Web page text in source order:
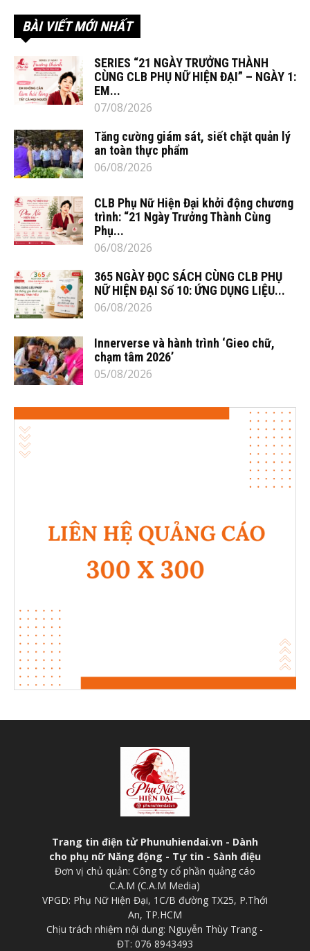
BÀI VIẾT MỚI NHẤT
SERIES “21 NGÀY TRƯỞNG THÀNH
CÙNG CLB PHỤ NỮ HIỆN ĐẠI” – NGÀY 1:
EM...
07/08/2026
Tăng cường giám sát, siết chặt quản lý
an toàn thực phẩm
06/08/2026
CLB Phụ Nữ Hiện Đại khởi động chương
trình: “21 Ngày Trưởng Thành Cùng
Phụ...
06/08/2026
365 NGÀY ĐỌC SÁCH CÙNG CLB PHỤ
NỮ HIỆN ĐẠI Số 10: ỨNG DỤNG LIỆU...
06/08/2026
Innerverse và hành trình ‘Gieo chữ,
chạm tâm 2026’
05/08/2026
Trang tin điện tử Phunuhiendai.vn - Dành
cho phụ nữ Năng động - Tự tin - Sành điệu
Đơn vị chủ quản: Công ty cổ phần quảng cáo
C.A.M (C.A.M Media)
VPGD: Phụ Nữ Hiện Đại, 1C/B đường TX25, P.Thới
An, TP.HCM
Chịu trách nhiệm nội dung: Nguyễn Thùy Trang -
ĐT: 076 8943493